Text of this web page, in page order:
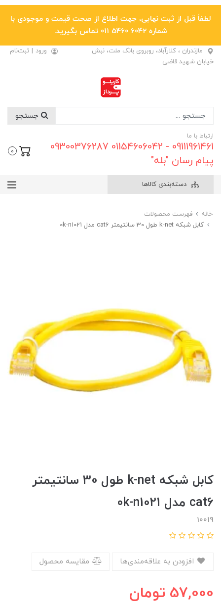
لطفاً قبل از ثبت نهایی، جهت اطلاع از صحت قیمت و موجودی با
شماره 6042 5460 011 تماس بگیرید.
مازندران ، کلارآباد، روبروی بانک ملت، نبش
خیابان شهید قاضی
ورود | ثبت‌نام
ارتباط با ما
09111961461 - 01154606042 09300376287
پیام رسان "بله"
0
دسته‌بندی کالاها
خانه
فهرست محصولات
کابل شبکه k-net طول 30 سانتیمتر cat6 مدل 0k-n1021
کابل شبکه k-net طول 30 سانتیمتر
cat6 مدل 0k-n1021
10019
مقایسه محصول
57,000 تومان